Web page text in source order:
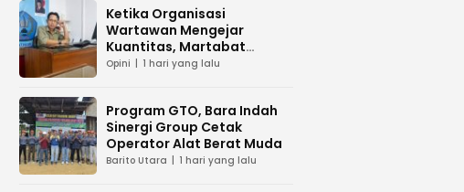
Ketika Organisasi
Wartawan Mengejar
Kuantitas, Martabat
Profesi Menjadi Taruhan
Opini 1 hari yang lalu
Program GTO, Bara Indah
Sinergi Group Cetak
Operator Alat Berat Muda
Barito Utara 1 hari yang lalu